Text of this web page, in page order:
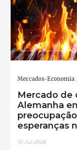
Mercados-Economia
Mercado de
Alemanha
esperanças
10-Jul-2026